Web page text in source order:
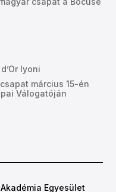
lyoni
március 15-én
Válogatóján
Egyesület